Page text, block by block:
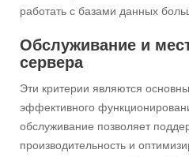
работать с базами данных
Обслуживание и
сервера
Эти критерии являются
эффективного
обслуживание позволяет
производительность и